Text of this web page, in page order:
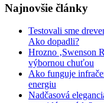
Najnovšie články
Testovali sme
Ako dopadli?
Hrozno ‚Swenson
výbornou chuťou
Ako funguje
energiu
Nadčasová